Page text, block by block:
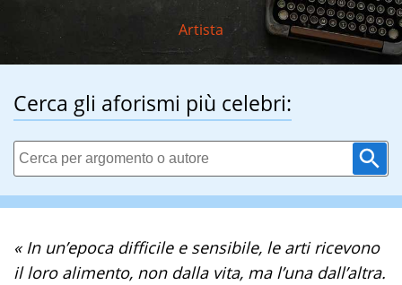
Artista
Cerca gli aforismi più celebri:
« In un’epoca difficile e sensibile, le arti ricevono
il loro alimento, non dalla vita, ma l’una dall’altra.